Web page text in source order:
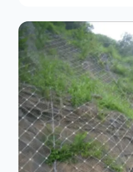
隔离栏，市政道路隔离护栏，
护栏、道路中心隔离护栏、带广
栏、草坪花坛护栏等市政道路
任